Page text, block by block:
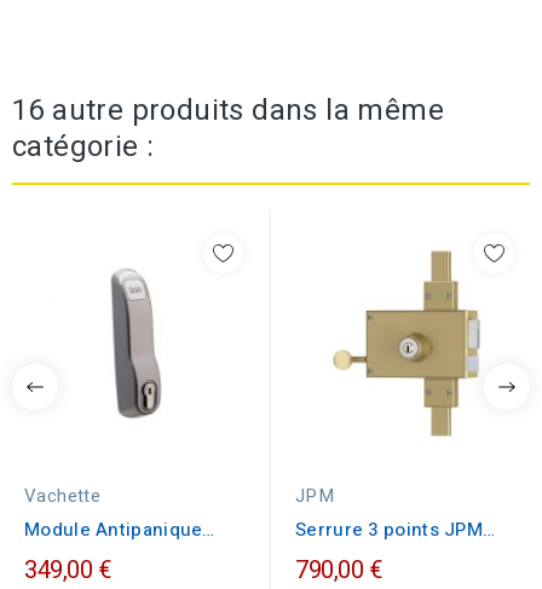
16 autre produits dans la même
catégorie :
Vachette
Module Antipanique
Vachette PREMIUM...
349,00 €
JPM
Serrure 3 points JPM
VEGA horizontale tirage
790,00 €